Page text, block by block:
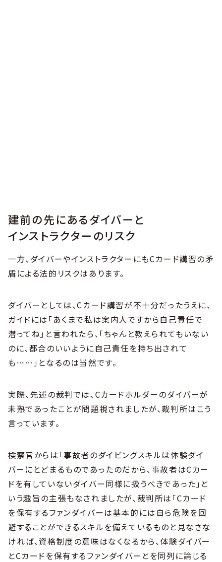
建前の先にあるダイバーと
インストラクターのリスク
一方、ダイバーやインストラクターにもCカード講習の矛
盾による法的リスクはあります。
ダイバーとしては、Cカード講習が不十分だったうえに、
ガイドには「あくまで私は案内人ですから自己責任で
潜ってね」と言われたら、「ちゃんと教えられてもいない
のに、都合のいいように自己責任を持ち出されて
も……」となるのは当然です。
実際、先述の裁判では、Cカードホルダーのダイバーが
未熟であったことが問題視されましたが、裁判所はこう
言っています。
検察官からは「事故者のダイビングスキルは体験ダイ
バーにとどまるものであったのだから、事故者はCカー
ドを有していないダイバー同様に扱うべきであった」と
いう趣旨の主張もなされましたが、裁判所は「Cカード
を保有するファンダイバーは基本的には自ら危険を回
避することができるスキルを備えているものと見なさな
ければ、資格制度の意味はなくなるから、体験ダイバー
とCカードを保有するファンダイバーとを同列に論じる